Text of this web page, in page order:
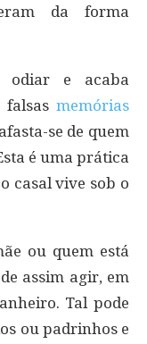
da forma
odiar e acaba
falsas memórias
se de quem
é uma prática
casal vive sob o
ou quem está
assim agir, em
Tal pode
ou padrinhos e